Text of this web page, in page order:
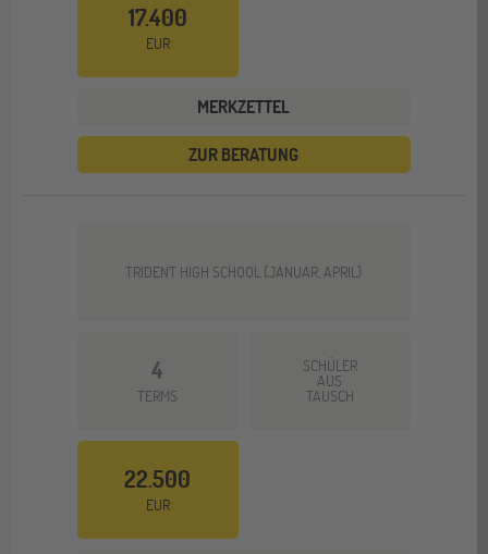
17.400
EUR
MERKZETTEL
ZUR BERATUNG
TRIDENT HIGH SCHOOL (JANUAR, APRIL)
4
TERMS
SCHÜLER
AUS
TAUSCH
22.500
EUR